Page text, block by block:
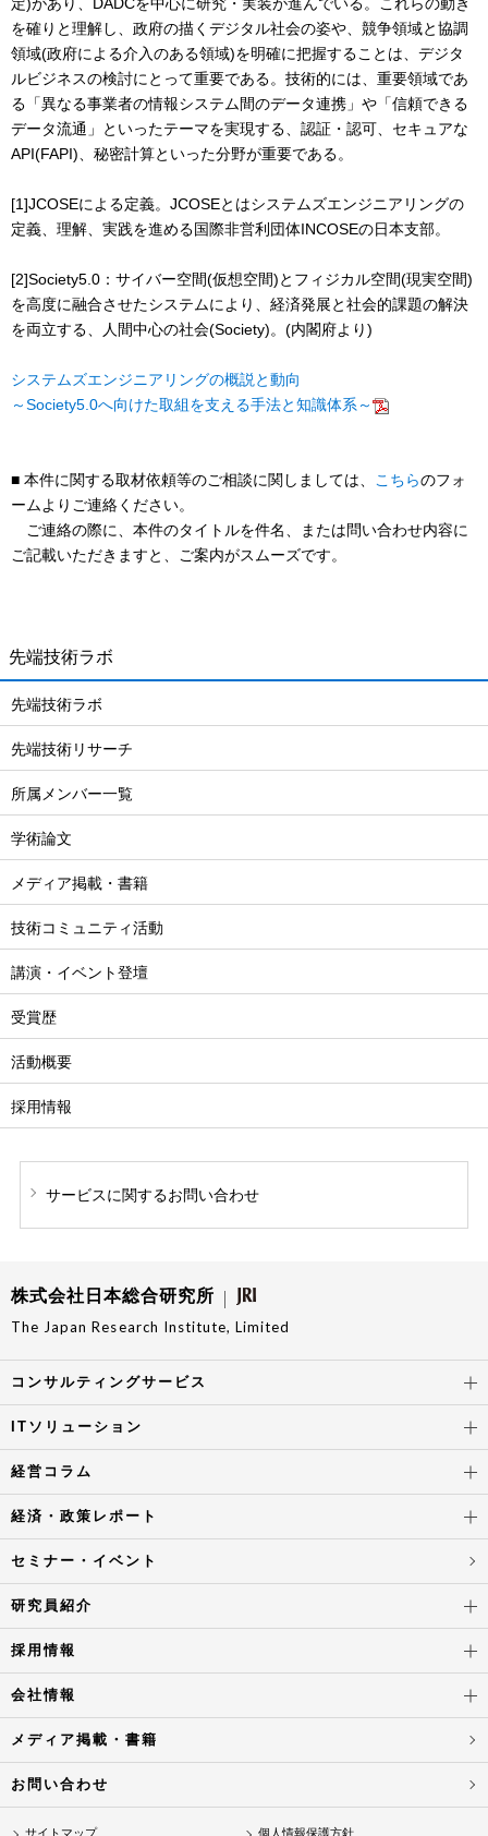
を確りと理解し、政府の描くデジタル社会の姿や、競争領域と協調
領域(政府による介入のある領域)を明確に把握することは、デジタ
ルビジネスの検討にとって重要である。技術的には、重要領域であ
る「異なる事業者の情報システム間のデータ連携」や「信頼できる
データ流通」といったテーマを実現する、認証・認可、セキュアな
API(FAPI)、秘密計算といった分野が重要である。
[1]JCOSEによる定義。JCOSEとはシステムズエンジニアリングの
定義、理解、実践を進める国際⾮営利団体INCOSEの⽇本⽀部。
[2]Society5.0：サイバー空間(仮想空間)とフィジカル空間(現実空間)
を⾼度に融合させたシステムにより、経済発展と社会的課題の解決
を両⽴する、⼈間中⼼の社会(Society)。(内閣府より)
システムズエンジニアリングの概説と動向
～Society5.0へ向けた取組を支える手法と知識体系～
■ 本件に関する取材依頼等のご相談に関しましては、 こちらのフォ
ームよりご連絡ください。
ご連絡の際に、本件のタイトルを件名、または問い合わせ内容に
ご記載いただきますと、ご案内がスムーズです。
先端技術ラボ
先端技術ラボ
先端技術リサーチ
所属メンバー一覧
学術論文
メディア掲載・書籍
技術コミュニティ活動
講演・イベント登壇
受賞歴
活動概要
採用情報
サービスに関するお問い合わせ
株式会社日本総合研究所
The Japan Research Institute, Limited
コンサルティングサービス
ITソリューション
経営コラム
経済・政策レポート
セミナー・イベント
研究員紹介
採用情報
会社情報
メディア掲載・書籍
お問い合わせ
サイトマップ 個人情報保護方針